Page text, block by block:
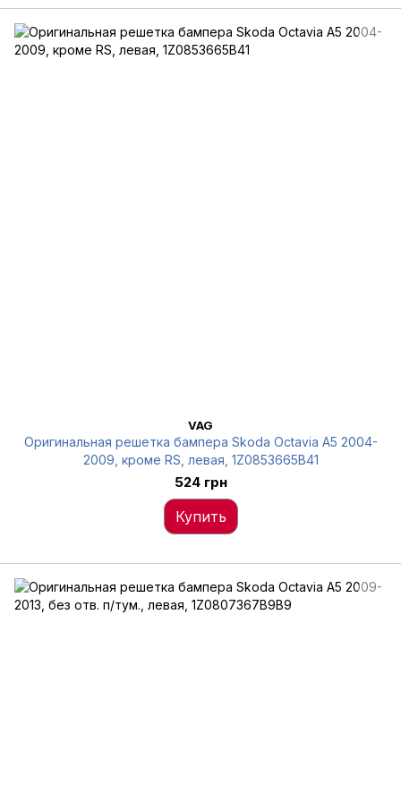
VAG
Оригинальная решетка бампера Skoda Octavia A5 2004-
2009, кроме RS, левая, 1Z0853665B41
524 грн
Купить